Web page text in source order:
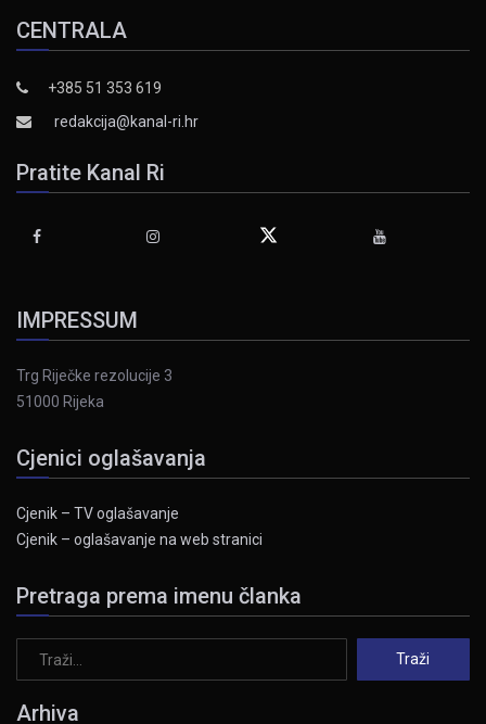
CENTRALA
+385 51 353 619
redakcija@kanal-ri.hr
Pratite Kanal Ri
IMPRESSUM
Trg Riječke rezolucije 3
51000 Rijeka
Cjenici oglašavanja
Cjenik – TV oglašavanje
Cjenik – oglašavanje na web stranici
Pretraga prema imenu članka
Arhiva